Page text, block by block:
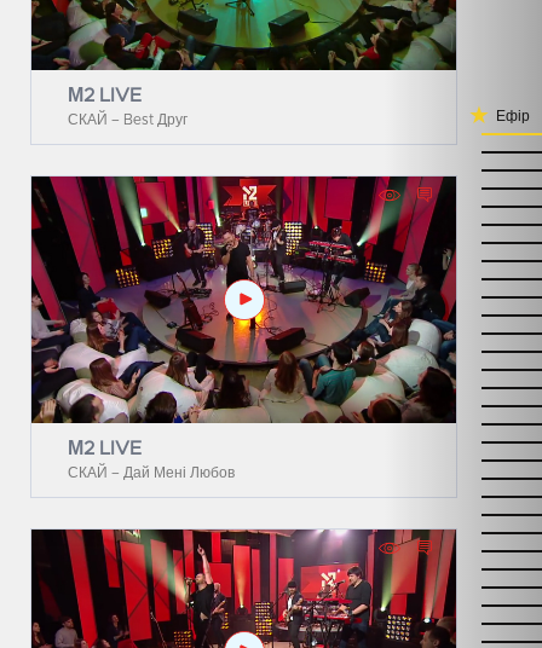
М2 LIVE
СКАЙ – Best Друг
М2 LIVE
СКАЙ – Дай Мені Любов
Ефір